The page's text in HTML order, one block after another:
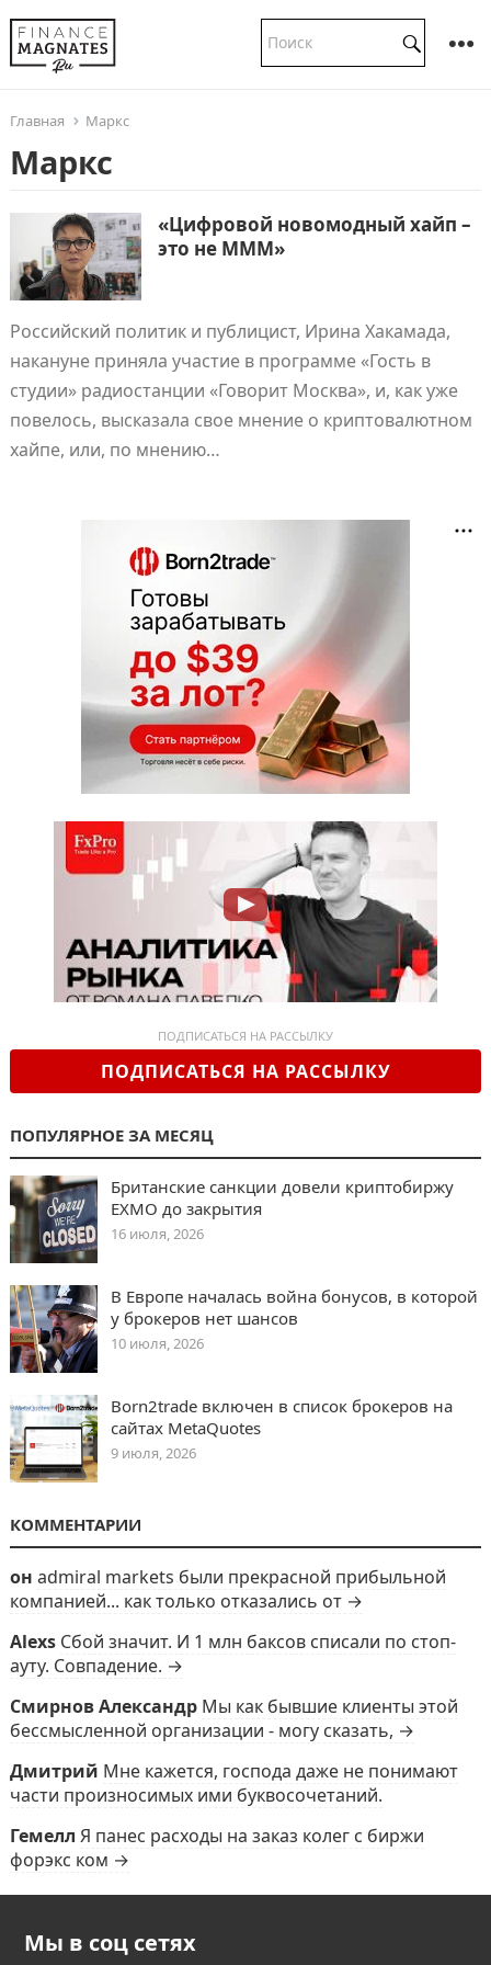
Главная Маркс
Маркс
«Цифровой новомодный хайп –
это не МММ»
Российский политик и публицист, Ирина Хакамада,
накануне приняла участие в программе «Гость в
студии» радиостанции «Говорит Москва», и, как уже
повелось, высказала свое мнение о криптовалютном
хайпе, или, по мнению…
ПОДПИСАТЬСЯ НА РАССЫЛКУ
ПОДПИСАТЬСЯ НА РАССЫЛКУ
ПОПУЛЯРНОЕ ЗА МЕСЯЦ
Британские санкции довели криптобиржу
EXMO до закрытия
16 июля, 2026
В Европе началась война бонусов, в которой
у брокеров нет шансов
10 июля, 2026
Born2trade включен в список брокеров на
сайтах MetaQuotes
9 июля, 2026
КОММЕНТАРИИ
он admiral markets были прекрасной прибыльной
компанией... как только отказались от →
Alexs Сбой значит. И 1 млн баксов списали по стоп-
ауту. Совпадение. →
Смирнов Александр Мы как бывшие клиенты этой
бессмысленной организации - могу сказать, →
Дмитрий Мне кажется, господа даже не понимают
части произносимых ими буквосочетаний.
Гемелл Я панес расходы на заказ колег с биржи
форэкс ком →
Мы в соц сетях